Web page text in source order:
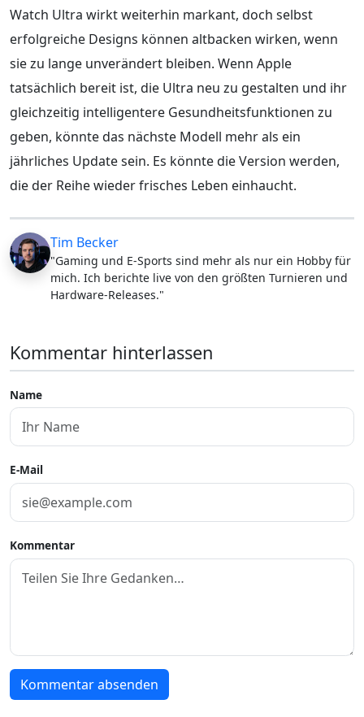
Watch Ultra wirkt weiterhin markant, doch selbst
erfolgreiche Designs können altbacken wirken, wenn
sie zu lange unverändert bleiben. Wenn Apple
tatsächlich bereit ist, die Ultra neu zu gestalten und ihr
gleichzeitig intelligentere Gesundheitsfunktionen zu
geben, könnte das nächste Modell mehr als ein
jährliches Update sein. Es könnte die Version werden,
die der Reihe wieder frisches Leben einhaucht.
Tim Becker
"Gaming und E-Sports sind mehr als nur ein Hobby für
mich. Ich berichte live von den größten Turnieren und
Hardware-Releases."
Kommentar hinterlassen
Name
E-Mail
Kommentar
Kommentar absenden